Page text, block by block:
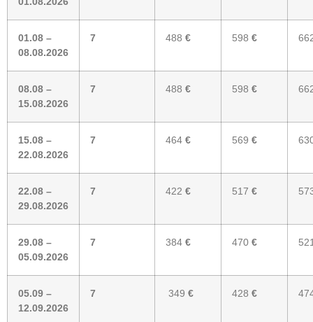
01.08 –
08.08.2026
7 488 € 598 €
08.08 –
15.08.2026
7 488 € 598 €
15.08 –
22.08.2026
7 464 € 569 €
22.08 –
29.08.2026
7 422 € 517 €
29.08 –
05.09.2026
7 384 € 470 €
05.09 –
12.09.2026
7 349 € 428 €